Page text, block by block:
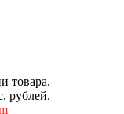
товара.
рублей.